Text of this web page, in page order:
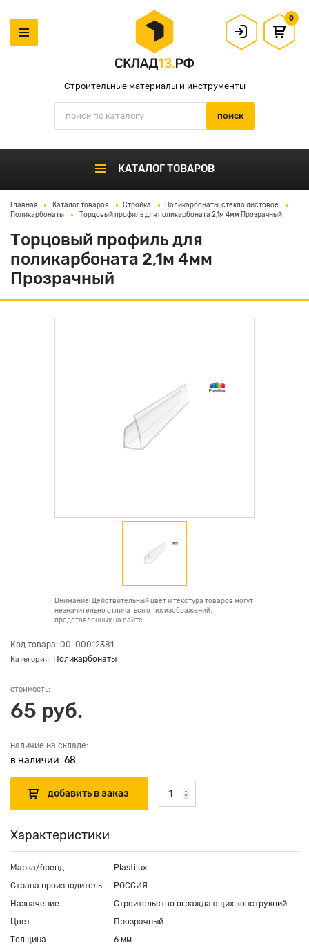
Строительные материалы и инструменты
0
КАТАЛОГ ТОВАРОВ
Главная Каталог товаров Стройка
Поликарбонаты, стекло листовое
Поликарбонаты
Торцовый профиль для поликарбоната 2,1м 4мм Прозрачный
Торцовый профиль для
поликарбоната 2,1м 4мм
Прозрачный
Внимание! Действительный цвет и текстура товаров могут
незначительно отличаться от их изображений,
представленных на сайте.
Код товара: 00-00012381
Категория: Поликарбонаты
стоимость:
65 руб.
наличие на складе:
в наличии: 68
Характеристики
Марка/бренд
Plastilux
Страна производитель
РОССИЯ
Назначение
Строительство ограждающих конструкций
Цвет
Прозрачный
Толщина
6 мм